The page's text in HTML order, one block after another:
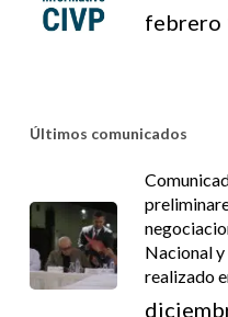
febrero
Últimos comunicados
Nacional
realizado